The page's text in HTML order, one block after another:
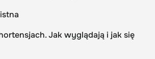
Jak wyglądają i jak się